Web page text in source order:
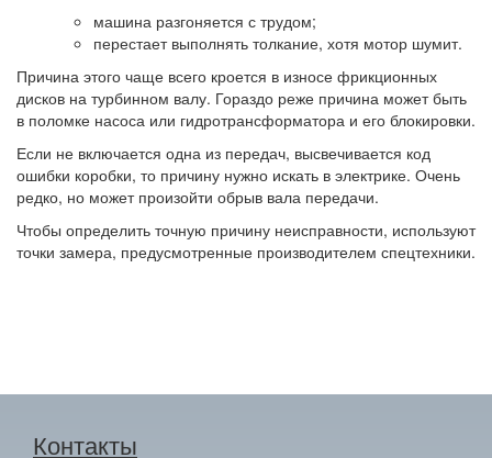
машина разгоняется с трудом;
перестает выполнять толкание, хотя мотор шумит.
Причина этого чаще всего кроется в износе фрикционных
дисков на турбинном валу. Гораздо реже причина может быть
в поломке насоса или гидротрансформатора и его блокировки.
Если не включается одна из передач, высвечивается код
ошибки коробки, то причину нужно искать в электрике. Очень
редко, но может произойти обрыв вала передачи.
Чтобы определить точную причину неисправности, используют
точки замера, предусмотренные производителем спецтехники.
Контакты